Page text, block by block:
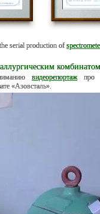
serial production of
видеорепортажпро
«Азовсталь».